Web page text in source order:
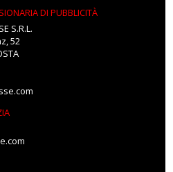
DI PUBBLICITÀ
S.R.L.
52